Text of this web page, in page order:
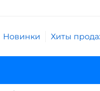
Новинки Хиты